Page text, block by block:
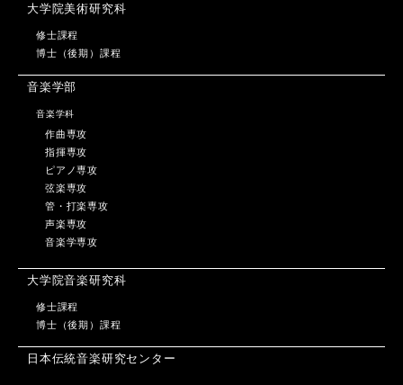
大学院美術研究科
修士課程
博士（後期）課程
音楽学部
音楽学科
作曲専攻
指揮専攻
ピアノ専攻
弦楽専攻
管・打楽専攻
声楽専攻
音楽学専攻
大学院音楽研究科
修士課程
博士（後期）課程
日本伝統音楽研究センター